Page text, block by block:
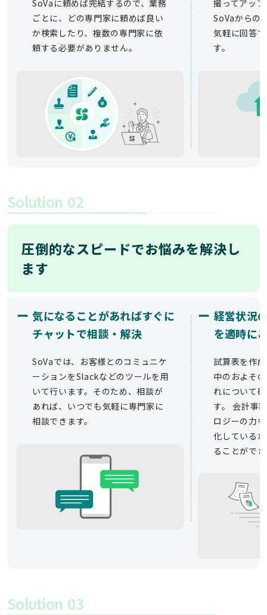
SoVaに頼めば完結するので、業務
ごとに、どの専門家に頼めば良い
か検索したり、複数の専門家に依
頼する必要がありません。
撮ってアッ
SoVaからの
気軽に回答
す。
Solution 02
圧倒的なスピードでお悩みを解決し
ます
ー 気になることがあればすぐに
チャットで相談・解決
SoVaでは、お客様とのコミュニケ
ーションをSlackなどのツールを用
いて行います。そのため、相談が
あれば、いつでも気軽に専門家に
相談できます。
ー 経営状況
を適時に
試算表を作
中のおよそ
れについて
す。 会計事
ロジーの力
化している
ることがで
Solution 03